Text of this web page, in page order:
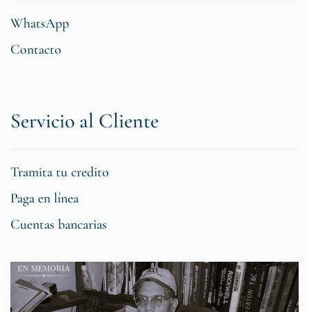
WhatsApp
Contacto
Servicio al Cliente
Tramita tu credito
Paga en línea
Cuentas bancarias